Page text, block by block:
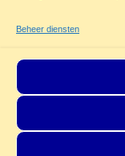
Beheer diensten
© Copyright -